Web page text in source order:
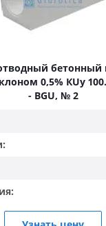
бетонный
0,5% КUу
- BGU, № 2